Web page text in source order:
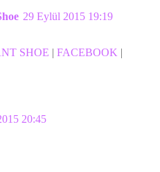
29 Eylül 2015 19:19
SHOE | FACEBOOK |
20:45